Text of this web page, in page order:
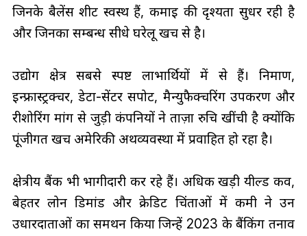
जिनके बैलेंस शीट स्वस्थ हैं, कमाई की दृश्यता सुधर रही है
और जिनका सम्बन्ध सीधे घरेलू खर्च से है।
उद्योग क्षेत्र सबसे स्पष्ट लाभार्थियों में से हैं। निर्माण,
इन्फ्रास्ट्रक्चर, डेटा-सेंटर सपोर्ट, मैन्युफैक्चरिंग उपकरण और
रीशोरिंग मांग से जुड़ी कंपनियों ने ताज़ा रुचि खींची है क्योंकि
पूंजीगत खर्च अमेरिकी अर्थव्यवस्था में प्रवाहित हो रहा है।
क्षेत्रीय बैंक भी भागीदारी कर रहे हैं। अधिक खड़ी यील्ड कर्व,
बेहतर लोन डिमांड और क्रेडिट चिंताओं में कमी ने उन
उधारदाताओं का समर्थन किया जिन्हें 2023 के बैंकिंग तनाव